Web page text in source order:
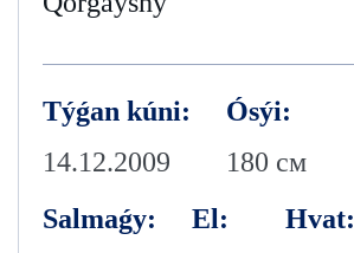
Týǵan kúni:
14.12.2009
Ósýi:
180 см
Salmaǵy:
El:
Hvat: